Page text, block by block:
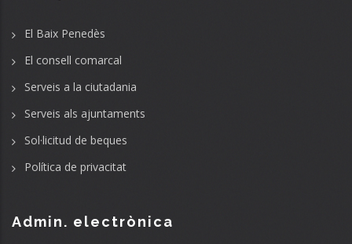
El Baix Penedès
El consell comarcal
Serveis a la ciutadania
Serveis als ajuntaments
Sol·licitud de beques
Política de privacitat
Admin. electrònica